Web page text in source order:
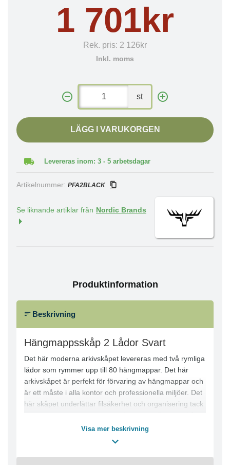
1 701kr
Rek. pris: 2 126kr
Inkl. moms
st
LÄGG I VARUKORGEN
Levereras inom: 3 - 5 arbetsdagar
Artikelnummer: PFA2BLACK
Se liknande artiklar från Nordic Brands
Produktinformation
Beskrivning
Hängmappsskåp 2 Lådor Svart
Det här moderna arkivskåpet levereras med två rymliga
lådor som rymmer upp till 80 hängmappar. Det här
arkivskåpet är perfekt för förvaring av hängmappar och
är ett måste i alla kontor och professionella miljöer. Det
här skåpet underlättar filsäkerhet och organisering tack
rymmer upp till 40 hängmappar per låda. Dess robusta
konstruktion med svart yta passar in i alla moderna
Visa mer beskrivning